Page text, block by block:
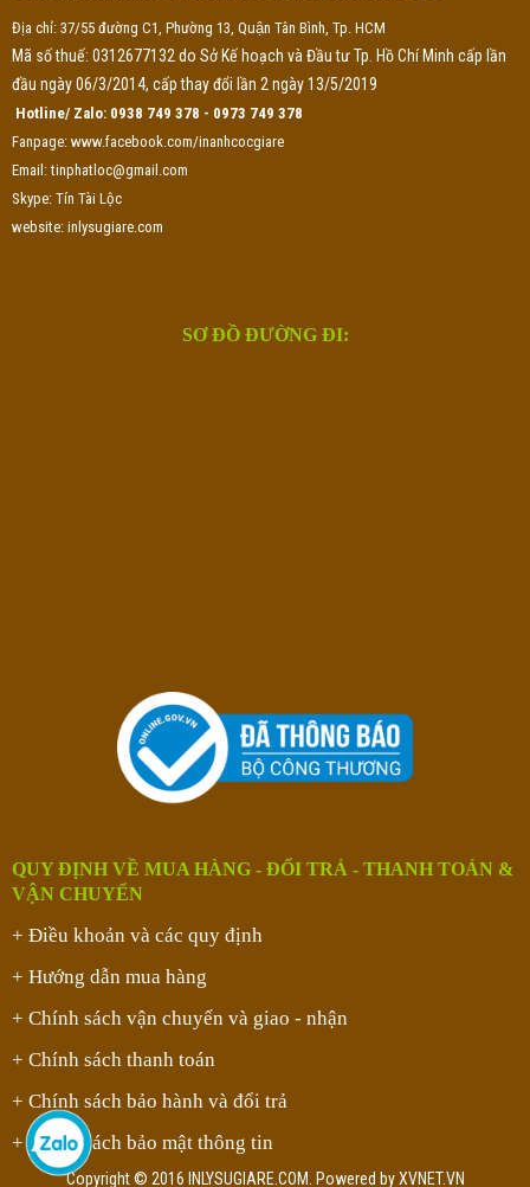
Địa chỉ: 37/55 đường C1, Phường 13, Quận Tân Bình, Tp. HCM
Mã số thuế: 0312677132 do Sở Kế hoạch và Đầu tư Tp. Hồ Chí Minh cấp lần
đầu ngày 06/3/2014, cấp thay đổi lần 2 ngày 13/5/2019
Hotline/ Zalo: 0938 749 378 - 0973 749 378
Fanpage: www.facebook.com/inanhcocgiare
Email: tinphatloc@gmail.com
Skype: Tín Tài Lộc
website: inlysugiare.com
SƠ ĐỒ ĐƯỜNG ĐI:
QUY ĐỊNH VỀ MUA HÀNG - ĐỔI TRẢ - THANH TOÁN &
VẬN CHUYỂN
+ Điều khoản và các quy định
+ Hướng dẫn mua hàng
+ Chính sách vận chuyển và giao - nhận
+ Chính sách thanh toán
+ Chính sách bảo hành và đổi trả
+ Chính sách bảo mật thông tin
Copyright © 2016 INLYSUGIARE.COM. Powered byXVNET.VN